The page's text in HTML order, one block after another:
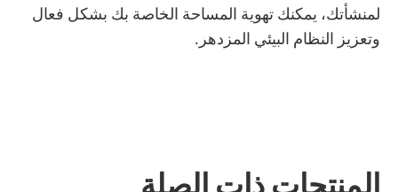
لمنشأتك، يمكنك تهوية المساحة الخاصة بك بشكل فعال
وتعزيز النظام البيئي المزدهر.